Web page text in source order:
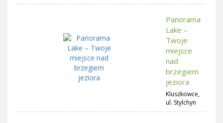
Panorama
Lake –
Twoje
miejsce
nad
brzegiem
jeziora
Kluszkowce,
ul. Stylchyn